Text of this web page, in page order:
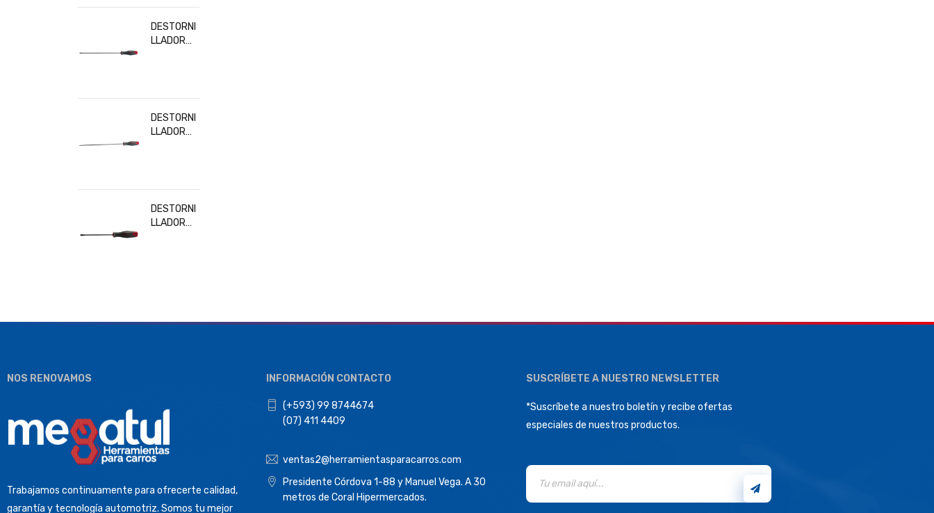
DESTORNI
LLADOR
32919
DESTORNI
LLADOR
32916
DESTORNI
LLADOR
NOS RENOVAMOS
Trabajamos continuamente para ofrecerte calidad,
garantía y tecnología automotriz. Somos tu mejor
INFORMACIÓN CONTACTO
(+593) 99 8744674
(07) 411 4409
ventas2@herramientasparacarros.com
Presidente Córdova 1-88 y Manuel Vega. A 30
metros de Coral Hipermercados.
SUSCRÍBETE A NUESTRO NEWSLETTER
*Suscríbete a nuestro boletín y recibe ofertas
especiales de nuestros productos.